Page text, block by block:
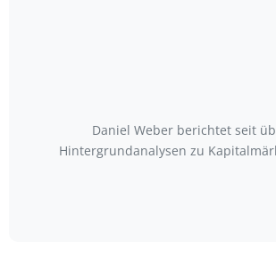
Daniel Weber berichtet seit
Hintergrundanalysen zu